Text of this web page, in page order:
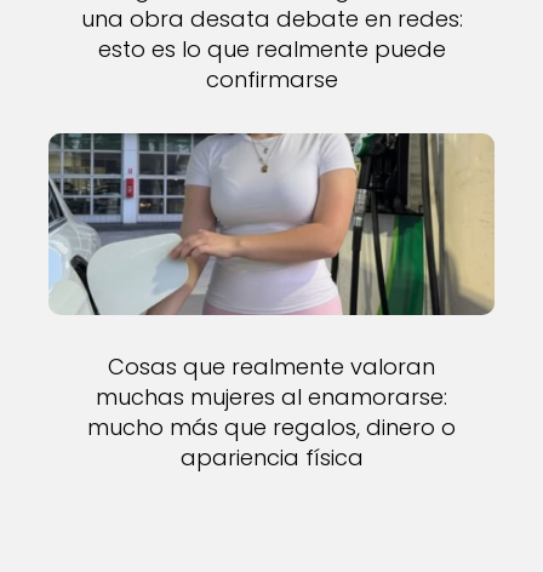
una obra desata debate en redes:
esto es lo que realmente puede
confirmarse
Cosas que realmente valoran
muchas mujeres al enamorarse:
mucho más que regalos, dinero o
apariencia física